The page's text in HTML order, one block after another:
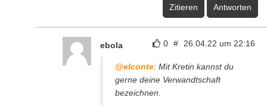
Zitieren Antworten
0 # 26.04.22 um 22:16
ebola
@elconte: Mit Kretin kannst du
gerne deine Verwandtschaft
bezeichnen.